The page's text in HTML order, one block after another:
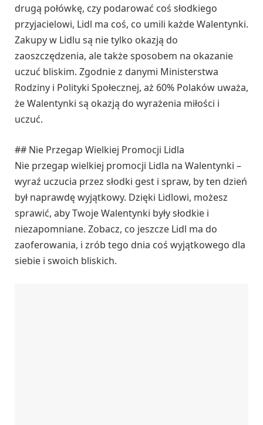
drugą połówkę, czy podarować coś słodkiego
przyjacielowi, Lidl ma coś, co umili każde Walentynki.
Zakupy w Lidlu są nie tylko okazją do
zaoszczędzenia, ale także sposobem na okazanie
uczuć bliskim. Zgodnie z danymi Ministerstwa
Rodziny i Polityki Społecznej, aż 60% Polaków uważa,
że Walentynki są okazją do wyrażenia miłości i
uczuć.
## Nie Przegap Wielkiej Promocji Lidla
Nie przegap wielkiej promocji Lidla na Walentynki –
wyraź uczucia przez słodki gest i spraw, by ten dzień
był naprawdę wyjątkowy. Dzięki Lidlowi, możesz
sprawić, aby Twoje Walentynki były słodkie i
niezapomniane. Zobacz, co jeszcze Lidl ma do
zaoferowania, i zrób tego dnia coś wyjątkowego dla
siebie i swoich bliskich.